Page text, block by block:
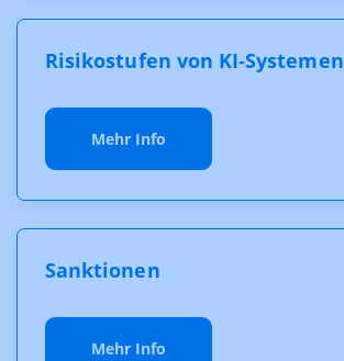
Risikostufen von KI-Systemen
Mehr Info
Sanktionen
Mehr Info